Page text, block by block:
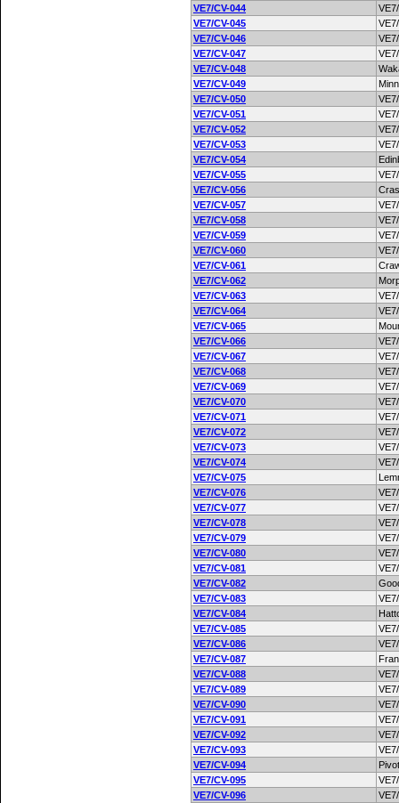
VE7/CV-044
VE7/CV-045
VE7/CV-046
VE7/CV-047
VE7/CV-048
VE7/CV-049
VE7/CV-050
VE7/CV-051
VE7/CV-052
VE7/CV-053
VE7/CV-054
VE7/CV-055
VE7/CV-056
VE7/CV-057
VE7/CV-058
VE7/CV-059
VE7/CV-060
VE7/CV-061
VE7/CV-062
VE7/CV-063
VE7/CV-064
VE7/CV-065
VE7/CV-066
VE7/CV-067
VE7/CV-068
VE7/CV-069
VE7/CV-070
VE7/CV-071
VE7/CV-072
VE7/CV-073
VE7/CV-074
VE7/CV-075
VE7/CV-076
VE7/CV-077
VE7/CV-078
VE7/CV-079
VE7/CV-080
VE7/CV-081
VE7/CV-082
VE7/CV-083
VE7/CV-084
VE7/CV-085
VE7/CV-086
VE7/CV-087
VE7/CV-088
VE7/CV-089
VE7/CV-090
VE7/CV-091
VE7/CV-092
VE7/CV-093
VE7/CV-094
VE7/CV-095
VE7/CV-096